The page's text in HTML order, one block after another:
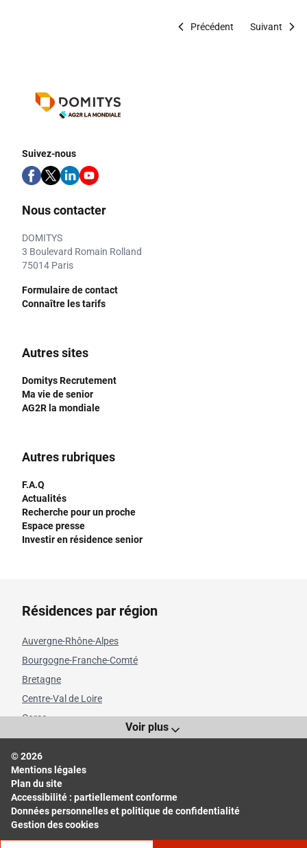
Précédent Suivant
Suivez-nous
Nous contacter
DOMITYS
3 Boulevard Romain Rolland
75014 Paris
Formulaire de contact
Connaître les tarifs
Autres sites
Domitys Recrutement
Ma vie de senior
AG2R la mondiale
Autres rubriques
F.A.Q
Actualités
Recherche pour un proche
Espace presse
Investir en résidence senior
Résidences par région
Auvergne-Rhône-Alpes
Bourgogne-Franche-Comté
Bretagne
Centre-Val de Loire
Corse
Grand Est
Hauts-de-France
Île-de-France
Normandie
Nouvelle-Aquitaine
Voir plus
© 2026
Mentions légales
Plan du site
Accessibilité : partiellement conforme
Données personnelles et politique de confidentialité
Gestion des cookies